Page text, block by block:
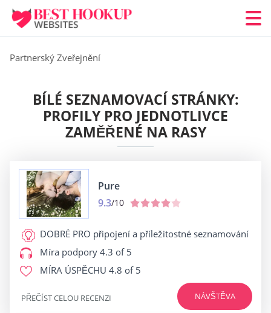
Partnerský Zveřejnění
BÍLÉ SEZNAMOVACÍ STRÁNKY:
PROFILY PRO JEDNOTLIVCE
ZAMĚŘENÉ NA RASY
Pure
9.3/10
DOBRÉ PRO připojení a příležitostné seznamování
Míra podpory 4.3 of 5
MÍRA ÚSPĚCHU 4.8 of 5
NÁVŠTĚVA
PŘEČÍST CELOU RECENZI